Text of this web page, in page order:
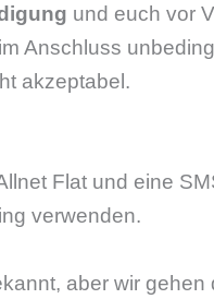
und euch vor
Anschluss
akzeptabel.
Flat und eine
verwenden.
aber wir